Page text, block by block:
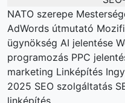
NATO szerepe
AdWords útmutató
ügynökség AI jelentése
programozás PPC
marketing Linképítés
2025 SEO szolgáltatás
linképítés